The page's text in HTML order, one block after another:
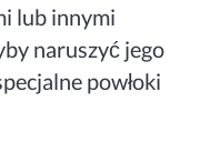
lub innymi
naruszyć jego
powłoki